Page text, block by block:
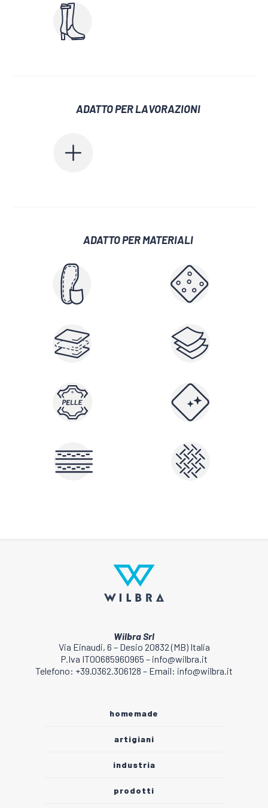
ADATTO PER LAVORAZIONI
ADATTO PER MATERIALI
Wilbra Srl
Via Einaudi, 6 – Desio 20832 (MB) Italia
P.Iva IT00685960965 – info@wilbra.it
Telefono: +39.0362.306128 – Email: info@wilbra.it
homemade
artigiani
industria
prodotti